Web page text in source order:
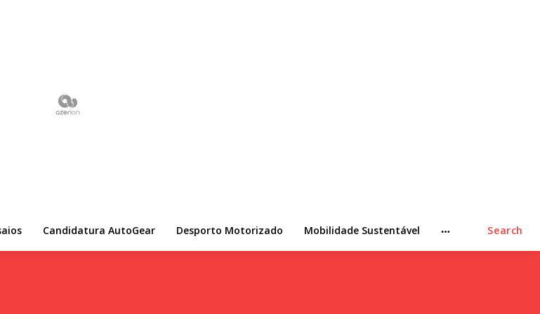
Candidatura AutoGear Desporto Motorizado Mobilidade Sustentável Search